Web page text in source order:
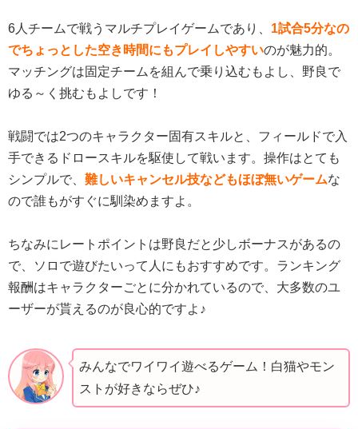
6人チームで戦うマルチプレイゲームであり、 1試合5分なの
でちょっとした空き時間にもプレイしやすいのが魅力的。
マッチングは固定チームを組んで乗り込むもよし、野良で
ゆる～く挑むもよしです！
戦闘では2つのキャラクター固有スキルと、フィールドで入
手できるドロースキルを駆使して戦います。操作はとても
シンプルで、 難しいキャンセル技などもほぼ無いゲームな
ので誰もがすぐに馴染めますよ。
ちなみにレートポイントは野良だと少しボーナスがあるの
で、ソロで遊びたいって人にもおすすめです。ランキング
報酬はキャラクターごとに分かれているので、大多数のユ
ーザーが貰えるのが良心的ですよ♪
みんなでワイワイ遊べるゲーム！白猫やモン
ストが好きならぜひ♪